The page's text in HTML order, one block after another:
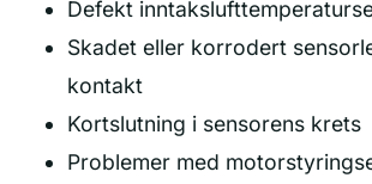
Defekt
Skadet eller korrodert
kontakt
Kortslutning i sensorens krets
Problemer med